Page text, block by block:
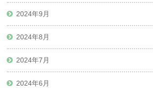
2024年9月
2024年8月
2024年7月
2024年6月